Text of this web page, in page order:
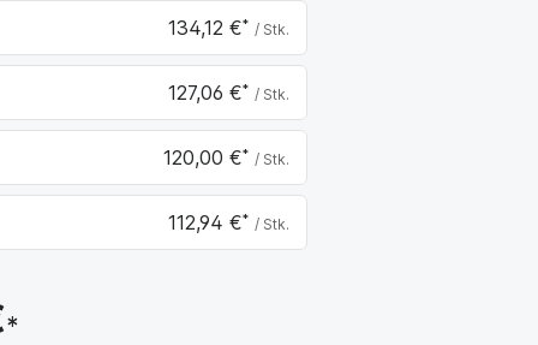
€
134,12 €* / Stk.
€
127,06 €* / Stk.
€
120,00 €* / Stk.
€
112,94 €* / Stk.
*